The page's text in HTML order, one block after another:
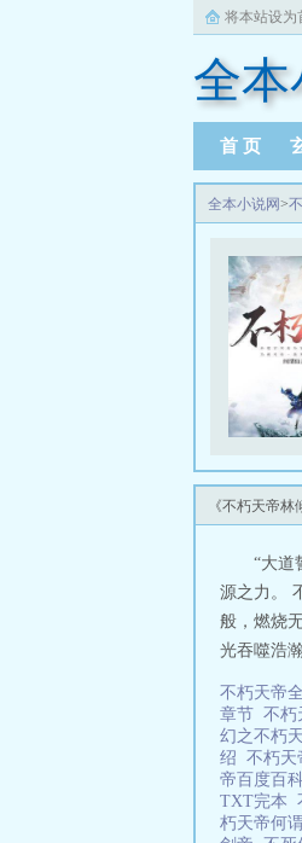
将本站设为
全
首 页
全本小说网>
《不朽天帝
“大道
源之力。
般，燃烧
光吞噬浩
不朽天帝
章节 不朽
幻之不朽
绍 不朽天
帝百度百
TXT完本
朽天帝何